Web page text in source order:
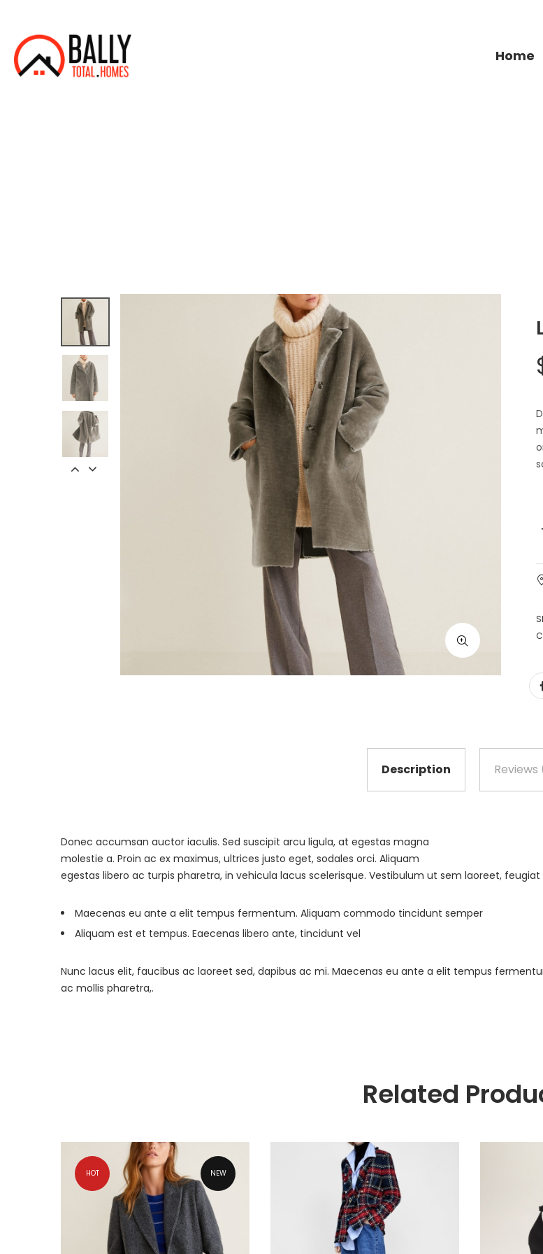
Home
Description Reviews
Donec accumsan auctor iaculis. Sed suscipit arcu ligula, at egestas magna
molestie a. Proin ac ex maximus, ultrices justo eget, sodales orci. Aliquam
egestas libero ac turpis pharetra, in vehicula lacus scelerisque. Vestibulum ut sem laoreet,
Maecenas eu ante a elit tempus fermentum. Aliquam commodo tincidunt semper
Aliquam est et tempus. Eaecenas libero ante, tincidunt vel
Nunc lacus elit, faucibus ac laoreet sed, dapibus ac mi. Maecenas eu ante a elit tempus
ac mollis pharetra,.
Related
HOT NEW